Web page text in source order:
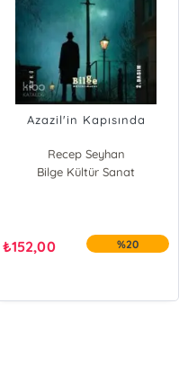
Azazil'in Kapısında
Recep Seyhan
Bilge Kültür Sanat
₺152,00 %20